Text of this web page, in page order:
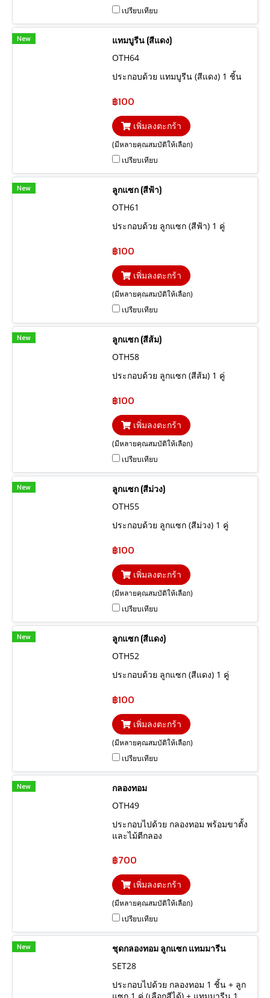
เปรียบเทียบ
New
แทมบูรีน (สีแดง)
OTH64
ประกอบด้วย แทมบูรีน (สีแดง) 1 ชิ้น
฿100
เพิ่มลงตะกร้า
(มีหลายคุณสมบัติให้เลือก)
เปรียบเทียบ
New
ลูกแซก (สีฟ้า)
OTH61
ประกอบด้วย ลูกแซก (สีฟ้า) 1 คู่
฿100
เพิ่มลงตะกร้า
(มีหลายคุณสมบัติให้เลือก)
เปรียบเทียบ
New
ลูกแซก (สีส้ม)
OTH58
ประกอบด้วย ลูกแซก (สีส้ม) 1 คู่
฿100
เพิ่มลงตะกร้า
(มีหลายคุณสมบัติให้เลือก)
เปรียบเทียบ
New
ลูกแซก (สีม่วง)
OTH55
ประกอบด้วย ลูกแซก (สีม่วง) 1 คู่
฿100
เพิ่มลงตะกร้า
(มีหลายคุณสมบัติให้เลือก)
เปรียบเทียบ
New
ลูกแซก (สีแดง)
OTH52
ประกอบด้วย ลูกแซก (สีแดง) 1 คู่
฿100
เพิ่มลงตะกร้า
(มีหลายคุณสมบัติให้เลือก)
เปรียบเทียบ
New
กลองทอม
OTH49
ประกอบไปด้วย กลองทอม พร้อมขาตั้ง
และไม้ตีกลอง
฿700
เพิ่มลงตะกร้า
(มีหลายคุณสมบัติให้เลือก)
เปรียบเทียบ
New
ชุดกลองทอม ลูกแซก แทมมารีน
SET28
ประกอบไปด้วย กลองทอม 1 ชิ้น + ลูก